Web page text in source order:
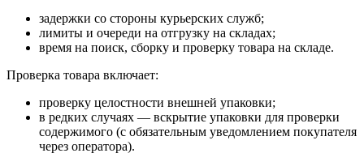
задержки со стороны курьерских служб;
лимиты и очереди на отгрузку на складах;
время на поиск, сборку и проверку товара на складе.
Проверка товара включает:
проверку целостности внешней упаковки;
в редких случаях — вскрытие упаковки для проверки
содержимого (с обязательным уведомлением покупателя
через оператора).